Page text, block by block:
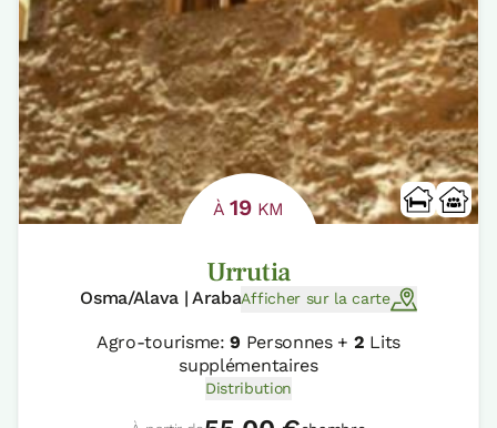
À19KM
Urrutia
Osma/Alava | ArabaAfficher sur la carte
Agro-tourisme:9 Personnes + 2 Lits
supplémentaires
Distribution